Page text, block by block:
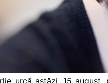
urcă astăzi, 15